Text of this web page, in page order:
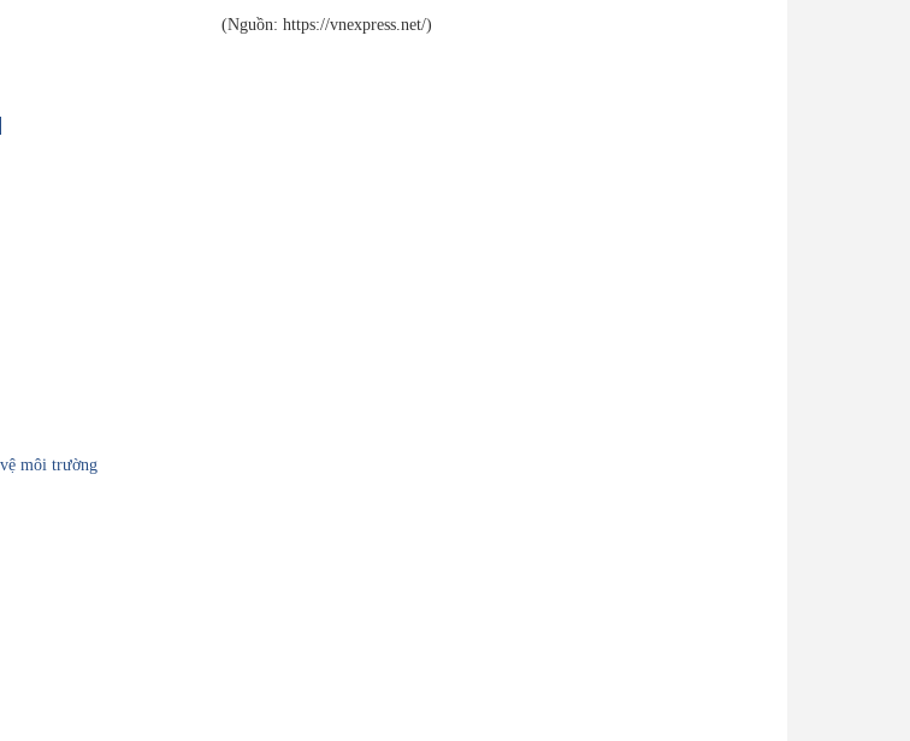
(Nguồn: https://vnexpress.net/)
môi trường